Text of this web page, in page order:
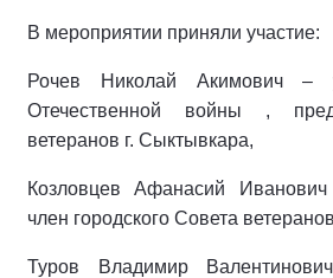
В мероприятии приняли участие:
Рочев Николай Акимович –
Отечественной войны ,
ветеранов г. Сыктывкара,
Козловцев Афанасий
член городского Совета
Туров Владимир